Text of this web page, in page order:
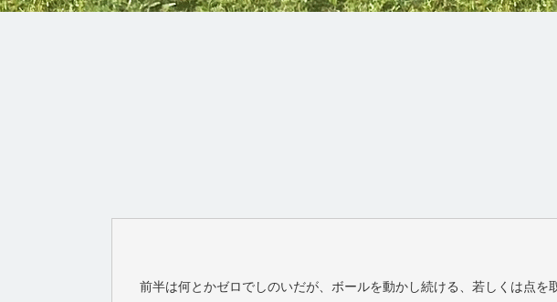
前半は何とかゼロでしのいだが、ボールを動かし続ける、若しくは点